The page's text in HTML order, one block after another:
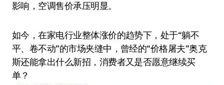
影响，空调售价承压明显。
如今，在家电行业整体涨价的趋势下，处于“躺不
平、卷不动”的市场夹缝中，曾经的“价格屠夫”奥克
斯还能拿出什么新招，消费者又是否愿意继续买
单？